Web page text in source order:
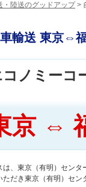
・陸送のグッドアップ>
輸送 東京⇔
京 ⇔
コノミーコ
は、東京（有明）セン
ただき東京（有明）セン